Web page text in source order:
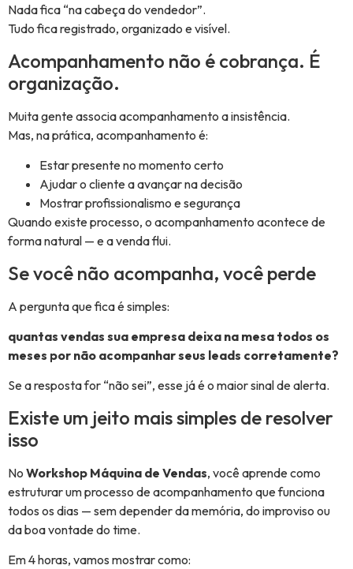
Nada fica “na cabeça do vendedor”.
Tudo fica registrado, organizado e visível.
Acompanhamento não é cobrança. É
organização.
Muita gente associa acompanhamento a insistência.
Mas, na prática, acompanhamento é:
Estar presente no momento certo
Ajudar o cliente a avançar na decisão
Mostrar profissionalismo e segurança
Quando existe processo, o acompanhamento acontece de
forma natural — e a venda flui.
Se você não acompanha, você perde
A pergunta que fica é simples:
quantas vendas sua empresa deixa na mesa todos os
meses por não acompanhar seus leads corretamente?
Se a resposta for “não sei”, esse já é o maior sinal de alerta.
Existe um jeito mais simples de resolver
isso
No Workshop Máquina de Vendas, você aprende como
estruturar um processo de acompanhamento que funciona
todos os dias — sem depender da memória, do improviso ou
da boa vontade do time.
Em 4 horas, vamos mostrar como: